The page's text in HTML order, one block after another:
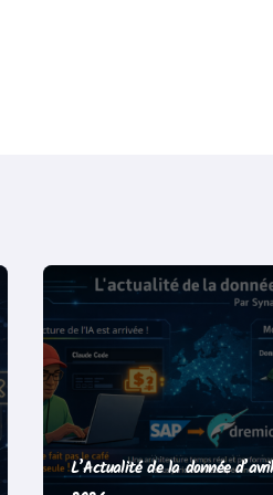
L’Actualité de la donnée